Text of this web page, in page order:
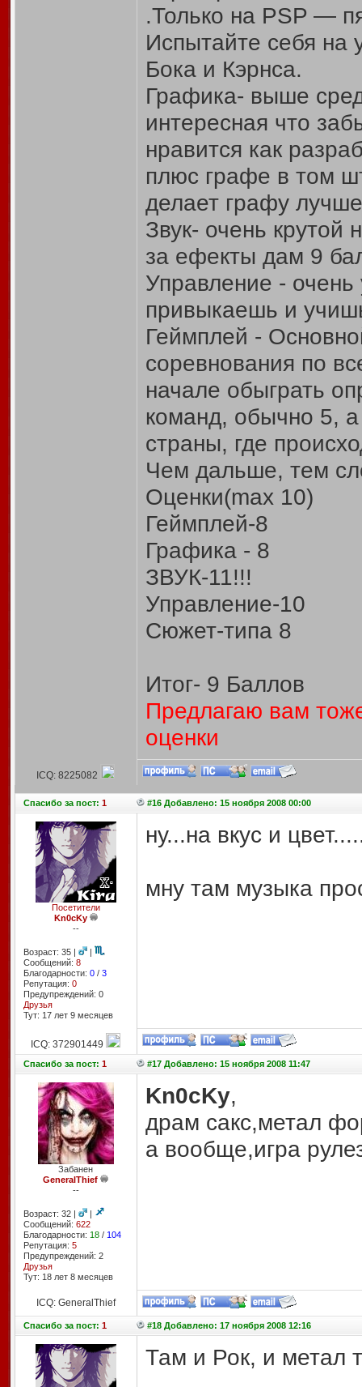
.Только на PSP —
Испытайте себя на
Бока и Кэрнса.
Графика- выше
интересная что
нравится как
плюс графе в том
делает графу
Звук- очень
за ефекты дам 9
Управление -
привыкаешь и
Геймплей -
соревнования по
начале обыграть
команд, обычно 5,
страны, где
Чем дальше, тем
Оценки(max 10)
Геймплей-8
Графика - 8
ЗВУК-11!!!
Управление-10
Сюжет-типа 8
Итог- 9 Баллов
Предлагаю вам
оценки
ICQ: 8225082
Спасибоза пост: 1 #16 Добавлено: 15 ноября 2008 00:00
Посетители
Kn0cKy
--
Возраст: 35 |
|
Сообщений: 8
Благодарности: 0/ 3
Репутация: 0
Предупреждений: 0
Друзья
Тут: 17 лет 9 месяцев
ну...на вкус и
мну там музыка
ICQ: 372901449
Спасибоза пост: 1 #17 Добавлено: 15 ноября 2008 11:47
Забанен
GeneralThief
--
Возраст: 32 |
|
Сообщений: 622
Благодарности: 18/ 104
Репутация: 5
Предупреждений: 2
Друзья
Тут: 18 лет 8 месяцев
Kn0cKy,
драм сакс,метал
а вообще,игра
ICQ: GeneralThief
Спасибоза пост: 1 #18 Добавлено: 17 ноября 2008 12:16
Там и Рок, и метал